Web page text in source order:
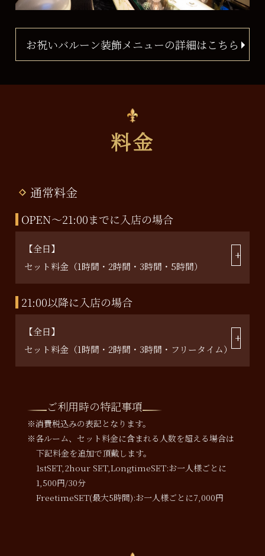
お祝いバルーン装飾メニューの詳細はこちら
料金
通常料金
OPEN～21:00までに入店の場合
【全日】
セット料金（1時間・2時間・3時間・5時間）
21:00以降に入店の場合
【全日】
セット料金（1時間・2時間・3時間・フリータイム）
ご利用時の特記事項
※消費税込みの表記となります。
※各ルーム、セット料金に含まれる人数を超える場合は
下記料金を追加で頂戴します。
1stSET,2hour SET,LongtimeSET:お一人様ごとに
1,500円/30分
FreetimeSET(最大5時間):お一人様ごとに7,000円